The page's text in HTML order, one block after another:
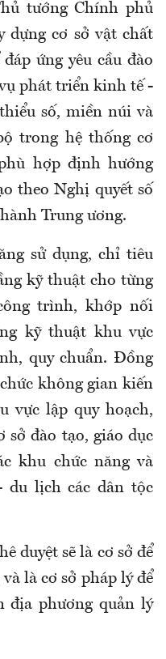
tướng Chính phủ
dựng cơ sở vật chất
ứng yêu cầu đào
phát triển kinh tế -
số, miền núi và
trong hệ thống cơ
hợp định hướng
theo Nghị quyết số
Trung ương.
sử dụng, chỉ tiêu
kỹ thuật cho từng
trình, khớp nối
kỹ thuật khu vực
quy chuẩn. Đồng
không gian kiến
vực lập quy hoạch,
sở đào tạo, giáo dục
khu chức năng và
du lịch các dân tộc
duyệt sẽ là cơ sở để
là cơ sở pháp lý để
địa phương quản lý